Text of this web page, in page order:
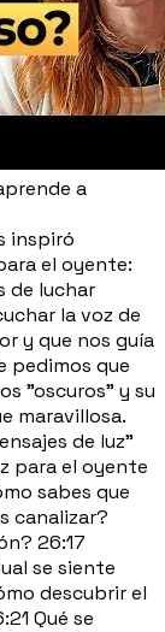
a
inspiró
el oyente:
de luchar
la voz de
y que nos guía
pedimos que
"oscuros" y su
maravillosa.
de luz"
para el oyente
sabes que
canalizar?
26:17
se siente
descubrir el
Qué se